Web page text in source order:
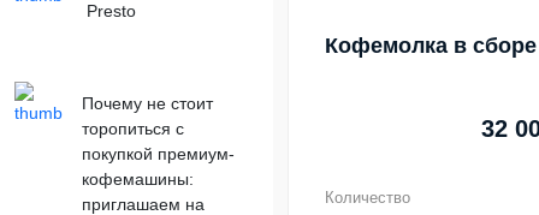
Presto
Почему не стоит
торопиться с
покупкой премиум-
кофемашины:
приглашаем на
Кофемолка в сборе
32
Количество